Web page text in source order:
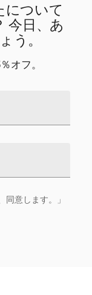
について
今日、あ
う。
オフ。
同意します。」